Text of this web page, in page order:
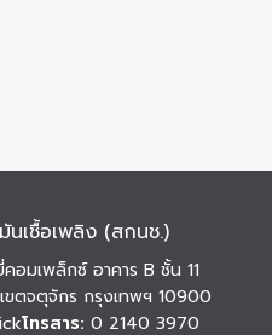
เชื้อเพลิง (สกนช.)
อมเพล็กซ์ อาคาร B ชั้น 11
ตจตุจักร กรุงเทพฯ 10900
โทรสาร: 0 2140 3970